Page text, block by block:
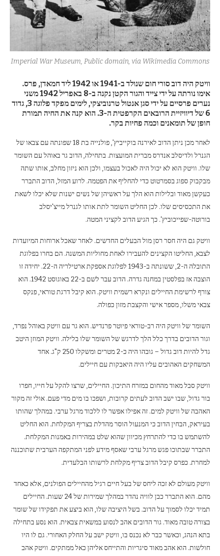
Imperial War Museum, Public domain, via Wikimedia Commons
וויטק היה דוב סורי חום שנולד ב-1941 או 1942 ליד חמאדן, פרס.
אימו נורתה על ידי צייד והגור הקטן נקנה ב-8 באפריל 1942 משני
נערים פרסיים על ידי סגן אנטול טרנוביצקי, לימים מפקד פלוגה 3, גדוד
6 של דיוויזיית הרובאים הקרפטית ה-3. הוא קנה את החיה תמורת
חופן של תומאנים וכמה פחיות בקר.
לאחר מכן ניתן הדוב לאירנה בוקייביץ', פולנייה בת 18 שפונתה עם צבאו של
הגנרל ולדיסלב אנדרס מברית המועצות. בתחילה, הדוב גר באוהל עם השומר
שלו. וויטק הוא לא יכול היה לאכול בעצמו, ולכן הוא ניזון מחלב, אותו שתה
מבקבוק ספוג בסמרטוט כדי להחליף את הפטמה. לרוע המזל, הדוב התברר
כעקשן מאוד ובלילות הוא הלך על ראשיהן של נשים ישנות שלא יכלו לשאת
את התכסיסים שלו. לכן החליט השומר לתת אותו לגנרל מייצ'יסלב
בורוטה-שפייכוביץ'. כך הגיע הדוב לקציני המטה.
וויטק גם היה חסר רסן מול הבעלים החדשים. לאחר שאכל ארוחות המיועדות
לצבא, החליטו הקצינים להעבירו לאחת מחוליות המשנה. הם בחרו בפלוגת
התובלה ה-2, ששונתה ב-1943 לפלוגת אספקת ארטילריה ה-22. יחידה זו
הוצבה אז בפלסטין במחנה גדרה. הדוב עבר לשם ב-22 באוגוסט 1942. הוא
צורף לרשימת החיילים ונקרא רשמית וויטק. הוא קיבל דרגת טוראי, פנקס
צבאי משלו, מספר אישי והקצבת מזון כפולה.
השומר של וויטק היה רב-טוראי פיוטר פרנדיש. הוא גר עם וויטק באוהל נפרד,
וגור הדובים בדרך כלל הלך לדרגש של השומר שלו בלילה. וויטק המוזן היטב
גדל להיות דוב גדול – גובהו היה כ-2 מטרים ומשקלו 250 ק"ג. אחד
המשחקים האהובים עליו היה היאבקות עם חיילים.
וויטק סבל מאוד מהחום במזרח התיכון. החיילים, שרצו להקל על חייו, חפרו
בור גדול, שבו ישב הדוב לעתים קרובות, ושפכו בו מים מדי פעם. אולי זה מקור
האהבה של וויטק למים. זה אפילו אפשר לו ללכוד מרגל ערבי. במהלך שהותו
בעיראק, הבחין הדוב כי המנעול הוסר מהדלת בצריף המקלחת. הוא החליט
להשתמש בו כדי להתרחץ מכיוון שהוא שלט במהירות באמנות המקלחת.
התברר שבתוכו פגש מרגל ערבי שאסף מידע לפני המתקפה הערבית שתוכננה
למחרת. כפרס קיבל הדוב צריף מקלחת לרשותו הבלעדית.
וויטק מעולם לא זכה ליחס של בעל חיים רגיל מהחיילים הפולנים, אלא כאחד
מהם. הוא התברר כבן לוויה נהדר במהלך שמירות של 24 שעות. החיילים
תמיד יכלו לסמוך על הדוב. בשל היציבה שלו, הוא ביצע את תפקידו של שומר
בצורה טובה מאוד. גור הדובים אהב לנסוע במשאית צבאית. הוא נסע בתחילה
בתא הנהג, וכאשר כבר לא נכנס בו, וויטק ישב על החלק האחורי. גם לו היו
חולשות. הוא אהב מאוד סיגריות והתייחס אליהן כאל ממתקים. וויטק אהב